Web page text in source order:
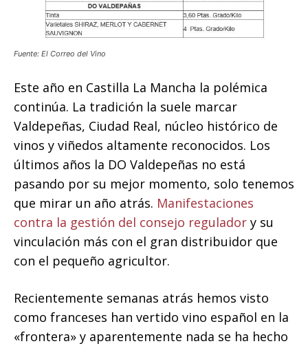
Fuente: El Correo del Vino
Este año en Castilla La Mancha la polémica
continúa. La tradición la suele marcar
Valdepeñas, Ciudad Real, núcleo histórico de
vinos y viñedos altamente reconocidos. Los
últimos años la DO Valdepeñas no está
pasando por su mejor momento, solo tenemos
que mirar un año atrás. Manifestaciones
contra la gestión del consejo regulador y su
vinculación más con el gran distribuidor que
con el pequeño agricultor.
Recientemente semanas atrás hemos visto
como franceses han vertido vino español en la
«frontera» y aparentemente nada se ha hecho